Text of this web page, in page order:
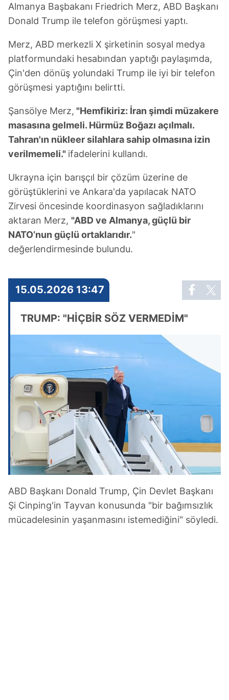
Almanya Başbakanı Friedrich Merz, ABD Başkanı
Donald Trump ile telefon görüşmesi yaptı.
Merz, ABD merkezli X şirketinin sosyal medya
platformundaki hesabından yaptığı paylaşımda,
Çin'den dönüş yolundaki Trump ile iyi bir telefon
görüşmesi yaptığını belirtti.
Şansölye Merz, "Hemfikiriz: İran şimdi müzakere
masasına gelmeli. Hürmüz Boğazı açılmalı.
Tahran'ın nükleer silahlara sahip olmasına izin
verilmemeli." ifadelerini kullandı.
Ukrayna için barışçıl bir çözüm üzerine de
görüştüklerini ve Ankara'da yapılacak NATO
Zirvesi öncesinde koordinasyon sağladıklarını
aktaran Merz, "ABD ve Almanya, güçlü bir
NATO’nun güçlü ortaklarıdır."
değerlendirmesinde bulundu.
15.05.2026 13:47
TRUMP: "HİÇBİR SÖZ VERMEDİM"
ABD Başkanı Donald Trump, Çin Devlet Başkanı
Şi Cinping'in Tayvan konusunda "bir bağımsızlık
mücadelesinin yaşanmasını istemediğini" söyledi.